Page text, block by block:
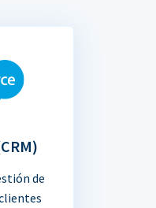
de